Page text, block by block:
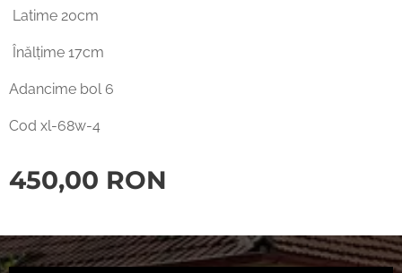
Latime 20cm
Înălțime 17cm
Adancime bol 6
Cod xl-68w-4
450,00 RON